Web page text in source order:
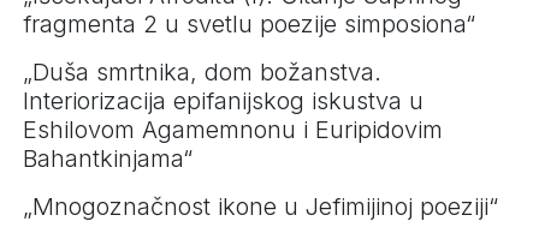
fragmenta 2 u svetlu poezije simposiona“
„Duša smrtnika, dom božanstva.
Interiorizacija epifanijskog iskustva u
Eshilovom Agamemnonu i Euripidovim
Bahantkinjama“
„Mnogoznačnost ikone u Jefimijinoj poeziji“